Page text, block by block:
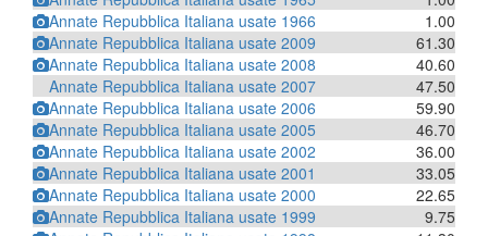
Annate Repubblica Italiana usate 1966
1.00
Annate Repubblica Italiana usate 2009
61.30
Annate Repubblica Italiana usate 2008
40.60
Annate Repubblica Italiana usate 2007
47.50
Annate Repubblica Italiana usate 2006
59.90
Annate Repubblica Italiana usate 2005
46.70
Annate Repubblica Italiana usate 2002
36.00
Annate Repubblica Italiana usate 2001
33.05
Annate Repubblica Italiana usate 2000
22.65
Annate Repubblica Italiana usate 1999
9.75